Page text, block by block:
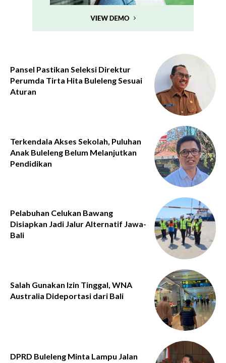
Pansel Pastikan Seleksi Direktur
Perumda Tirta Hita Buleleng Sesuai
Aturan
Terkendala Akses Sekolah, Puluhan
Anak Buleleng Belum Melanjutkan
Pendidikan
Pelabuhan Celukan Bawang
Disiapkan Jadi Jalur Alternatif Jawa-
Bali
Salah Gunakan Izin Tinggal, WNA
Australia Dideportasi dari Bali
DPRD Buleleng Minta Lampu Jalan